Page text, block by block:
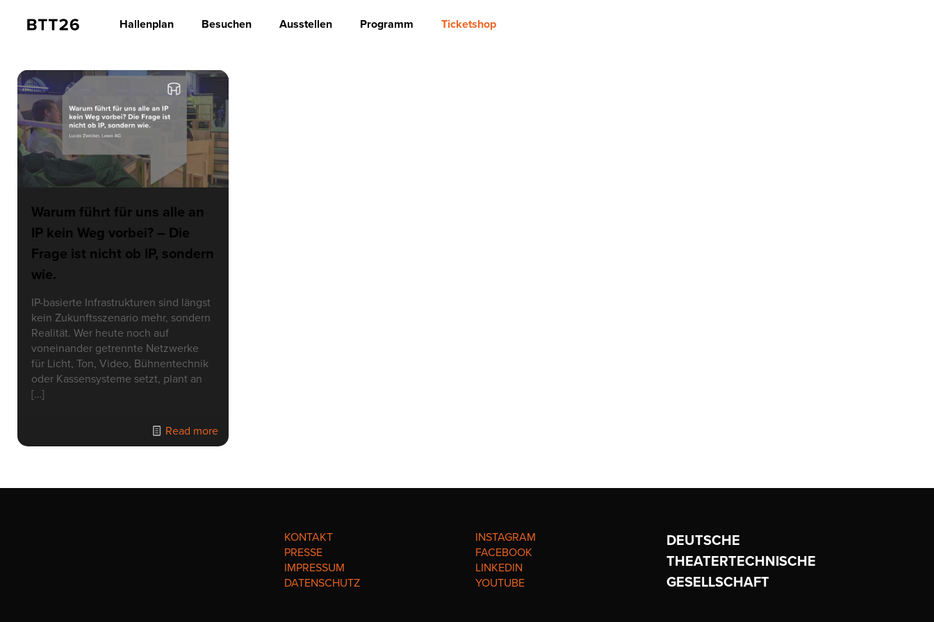
Hallenplan Besuchen Ausstellen Programm Ticketshop
Warum führt für uns alle an
IP kein Weg vorbei? – Die
Frage ist nicht ob IP, sondern
wie.
IP-basierte Infrastrukturen sind längst
kein Zukunftsszenario mehr, sondern
Realität. Wer heute noch auf
voneinander getrennte Netzwerke
für Licht, Ton, Video, Bühnentechnik
oder Kassensysteme setzt, plant an
[…]
Read more
KONTAKT
PRESSE
IMPRESSUM
DATENSCHUTZ
INSTAGRAM
FACEBOOK
LINKEDIN
YOUTUBE
DEUTSCHE
THEATERTECHNISCHE
GESELLSCHAFT